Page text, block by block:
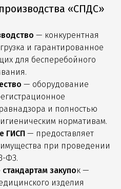
«СПДС»
— конкурентная
и гарантированное
для бесперебойного
— оборудование
и полностью
нормативам.
ГИСП — предоставляет
при проведении
ФЗ.
закупок —
изделия